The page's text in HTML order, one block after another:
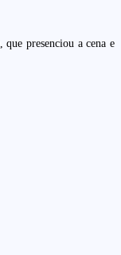
presenciou a cena e